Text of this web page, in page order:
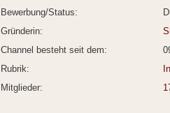
Bewerbung/Status:
Gründerin:
Channel besteht seit dem:
Rubrik:
Mitglieder: